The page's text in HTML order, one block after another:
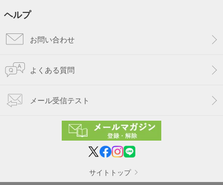
ヘルプ
お問い合わせ
よくある質問
メール受信テスト
サイトトップ